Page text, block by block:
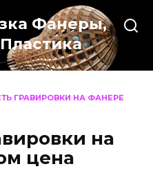
Фанеры,
ГРАВИРОВКИ НА ФАНЕРЕ
на
цена